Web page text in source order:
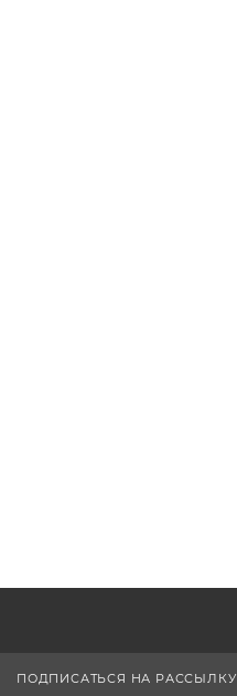
ПОДПИСАТЬСЯ НА РАССЫЛКУ